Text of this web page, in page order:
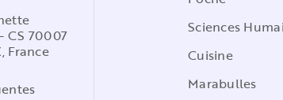
CS 70007
France
Sciences
Cuisine
Marabulles